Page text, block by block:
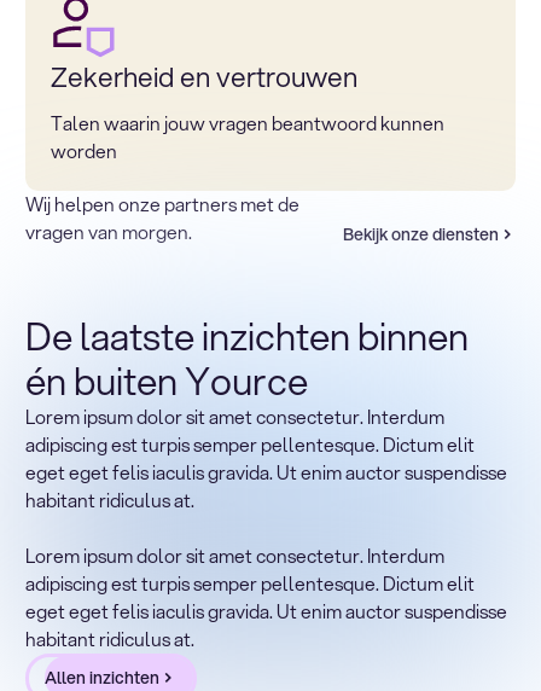
Zekerheid en vertrouwen
Talen waarin jouw vragen beantwoord kunnen
worden
Wij helpen onze partners met de
vragen van morgen.
Bekijk onze diensten
Terug naar sectoren
Heading
Lorem ipsum dolor sit amet, consectetur adipiscing elit.
Suspendisse varius enim in eros elementum tristique.
Duis cursus, mi quis viverra ornare, eros dolor interdum
nulla, ut commodo diam libero vitae erat. Aenean
faucibus nibh et justo cursus id rutrum lorem imperdiet.
Nunc ut sem vitae risus tristique posuere.
De laatste inzichten binnen
én buiten Yource
Lorem ipsum dolor sit amet consectetur. Interdum
adipiscing est turpis semper pellentesque. Dictum elit
eget eget felis iaculis gravida. Ut enim auctor suspendisse
habitant ridiculus at.
Lorem ipsum dolor sit amet consectetur. Interdum
adipiscing est turpis semper pellentesque. Dictum elit
eget eget felis iaculis gravida. Ut enim auctor suspendisse
habitant ridiculus at.
Allen inzichten